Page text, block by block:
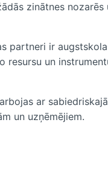
zinātnes nozarēs
partneri ir
resursu un
ar
un uzņēmējiem.